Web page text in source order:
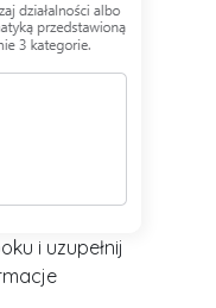
i uzupełnij